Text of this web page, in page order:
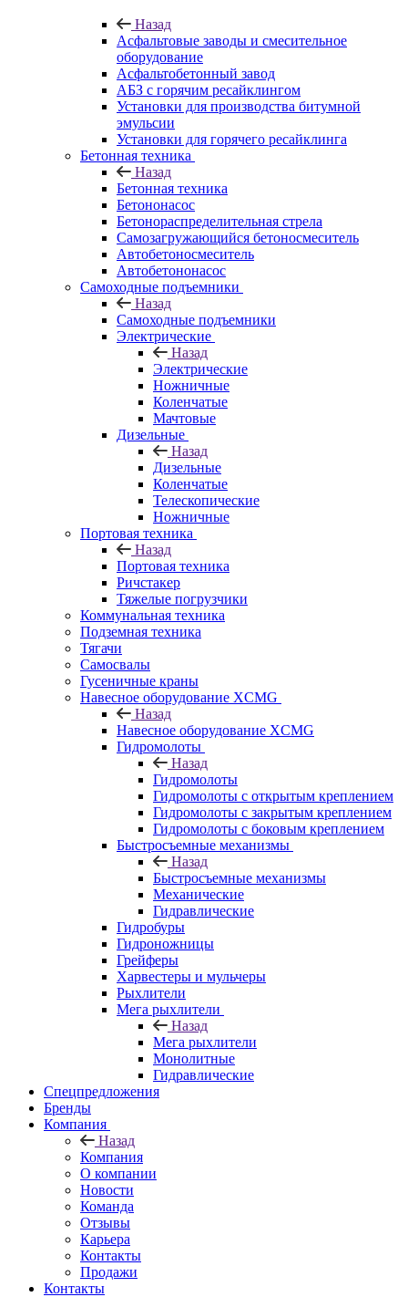
Назад
Асфальтовые заводы и смесительное
оборудование
Асфальтобетонный завод
АБЗ с горячим ресайклингом
Установки для производства битумной
эмульсии
Установки для горячего ресайклинга
Бетонная техника
Назад
Бетонная техника
Бетононасос
Бетонораспределительная стрела
Самозагружающийся бетоносмеситель
Автобетоносмеситель
Автобетононасос
Самоходные подъемники
Назад
Самоходные подъемники
Электрические
Назад
Электрические
Ножничные
Коленчатые
Мачтовые
Дизельные
Назад
Дизельные
Коленчатые
Телескопические
Ножничные
Портовая техника
Назад
Портовая техника
Ричстакер
Тяжелые погрузчики
Коммунальная техника
Подземная техника
Тягачи
Самосвалы
Гусеничные краны
Навесное оборудование XCMG
Назад
Навесное оборудование XCMG
Гидромолоты
Назад
Гидромолоты
Гидромолоты с открытым креплением
Гидромолоты с закрытым креплением
Гидромолоты с боковым креплением
Быстросъемные механизмы
Назад
Быстросъемные механизмы
Механические
Гидравлические
Гидробуры
Гидроножницы
Грейферы
Харвестеры и мульчеры
Рыхлители
Мега рыхлители
Назад
Мега рыхлители
Монолитные
Гидравлические
Спецпредложения
Бренды
Компания
Назад
Компания
О компании
Новости
Команда
Отзывы
Карьера
Контакты
Продажи
Контакты